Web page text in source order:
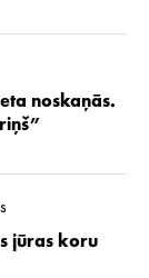
noskaņās.
jūras koru